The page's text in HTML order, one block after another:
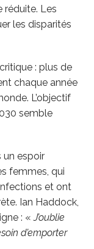
réduite. Les
les disparités
: plus de
chaque année
L’objectif
semble
un espoir
femmes, qui
et ont
Ian Haddock,
: «J’oublie
d’emporter